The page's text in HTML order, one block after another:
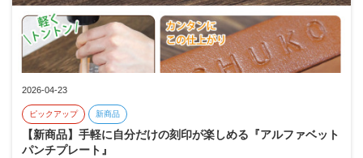
2026-04-23
ピックアップ 新商品
【新商品】手軽に自分だけの刻印が楽しめる『アルファベット
パンチプレート』